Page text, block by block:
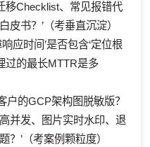
移Checklist、常见报错代
皮书？’（考垂直沉淀）
应时间’是否包含‘定位根
过的最长MTTR是多
户的GCP架构图脱敏版？
并发、图片实时水印、退
？’（考案例颗粒度）